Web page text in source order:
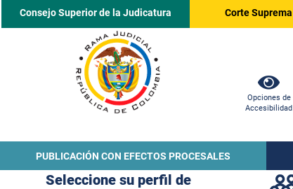
Consejo Superior de la Judicatura Corte
Opciones de
Accesibilidad
PUBLICACIÓN CON EFECTOS PROCESALES
Seleccione su perfil de